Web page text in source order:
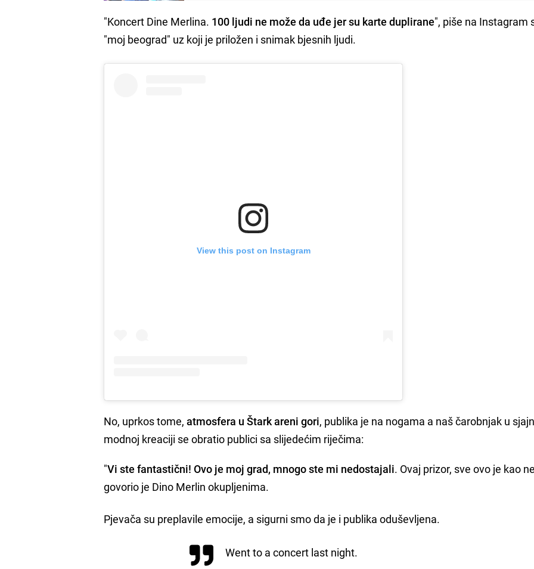
"Koncert Dine Merlina. 100 ljudi ne može da uđe jer su karte duplirane", piše na Instagram
"moj beograd" uz koji je priložen i snimak bjesnih ljudi.
View this post on Instagram
No, uprkos tome,atmosfera u Štark areni gori, publika je na nogama a naš čarobnjak u
modnoj kreaciji se obratio publici sa slijedećim riječima:
"Vi ste fantastični! Ovo je moj grad, mnogo ste mi nedostajali. Ovaj prizor, sve ovo je kao
govorio je Dino Merlin okupljenima.
Pjevača su preplavile emocije, a sigurni smo da je i publika oduševljena.
Went to a concert last night.